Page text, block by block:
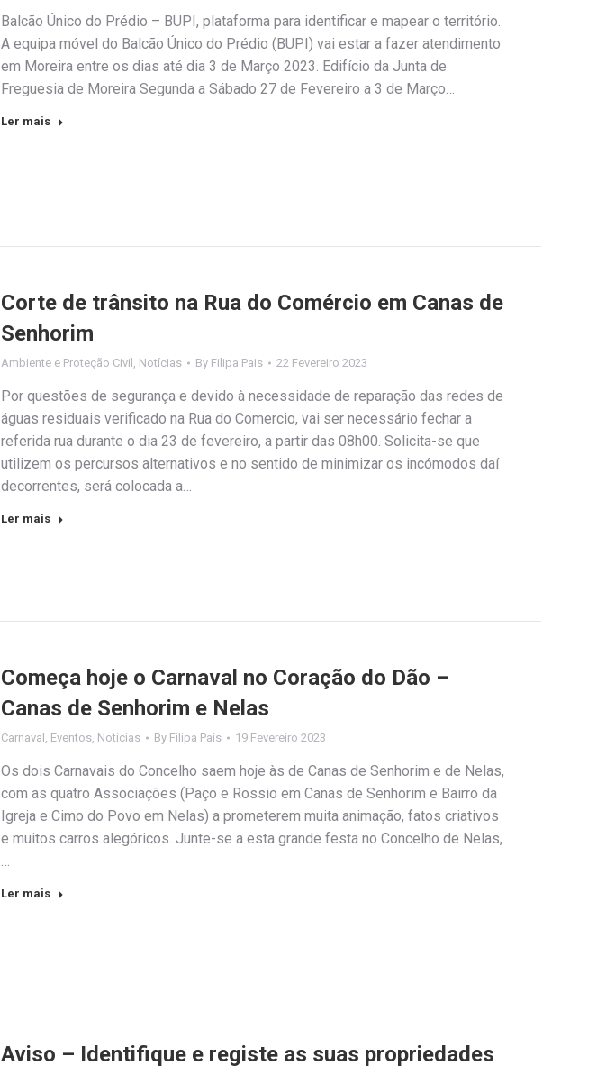
Balcão Único do Prédio – BUPI, plataforma para identificar e mapear o território.
A equipa móvel do Balcão Único do Prédio (BUPI) vai estar a fazer atendimento
em Moreira entre os dias até dia 3 de Março 2023. Edifício da Junta de
Freguesia de Moreira Segunda a Sábado 27 de Fevereiro a 3 de Março…
Ler mais
Corte de trânsito na Rua do Comércio em Canas de
Senhorim
Ambiente e Proteção Civil , Notícias By Filipa Pais 22 Fevereiro 2023
Por questões de segurança e devido à necessidade de reparação das redes de
águas residuais verificado na Rua do Comercio, vai ser necessário fechar a
referida rua durante o dia 23 de fevereiro, a partir das 08h00. Solicita-se que
utilizem os percursos alternativos e no sentido de minimizar os incómodos daí
decorrentes, será colocada a…
Ler mais
Começa hoje o Carnaval no Coração do Dão –
Canas de Senhorim e Nelas
Carnaval , Eventos, Notícias By Filipa Pais 19 Fevereiro 2023
Os dois Carnavais do Concelho saem hoje às de Canas de Senhorim e de Nelas,
com as quatro Associações (Paço e Rossio em Canas de Senhorim e Bairro da
Igreja e Cimo do Povo em Nelas) a prometerem muita animação, fatos criativos
e muitos carros alegóricos. Junte-se a esta grande festa no Concelho de Nelas,
…
Ler mais
Aviso – Identifique e registe as suas propriedades